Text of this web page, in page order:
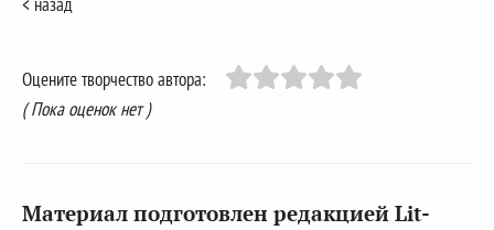
Оцените творчество автора:
( Пока оценок нет )
Материал подготовлен редакцией Lit-